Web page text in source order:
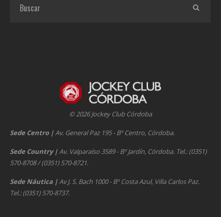
© 2026 Jockey Club Córdoba
Sede Centro |Av. General Paz 195 - Bº Centro, Córdoba.
Sede Country |Av. Valparaíso 3589 - Bº Jardín, Córdoba. Tel.: (0351)
570-8708 / (0351) 570-8721.
Sede Náutica |Av J. S. Bach 1000 - Bº Costa Azul, Villa Carlos Paz.
Tel.: (0351) 570-8737.